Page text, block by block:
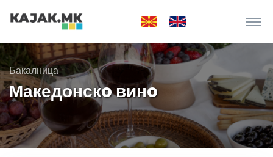
Бакалница
Македонскo винo